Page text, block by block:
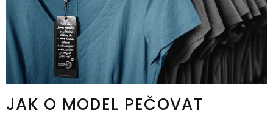
JAK O MODEL PEČOVAT